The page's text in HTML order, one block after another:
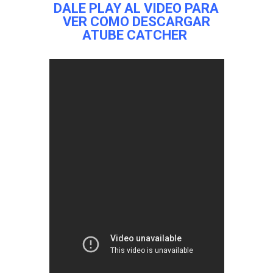
DALE PLAY AL VIDEO PARA
VER COMO DESCARGAR
ATUBE CATCHER